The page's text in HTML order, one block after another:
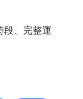
段、完整運